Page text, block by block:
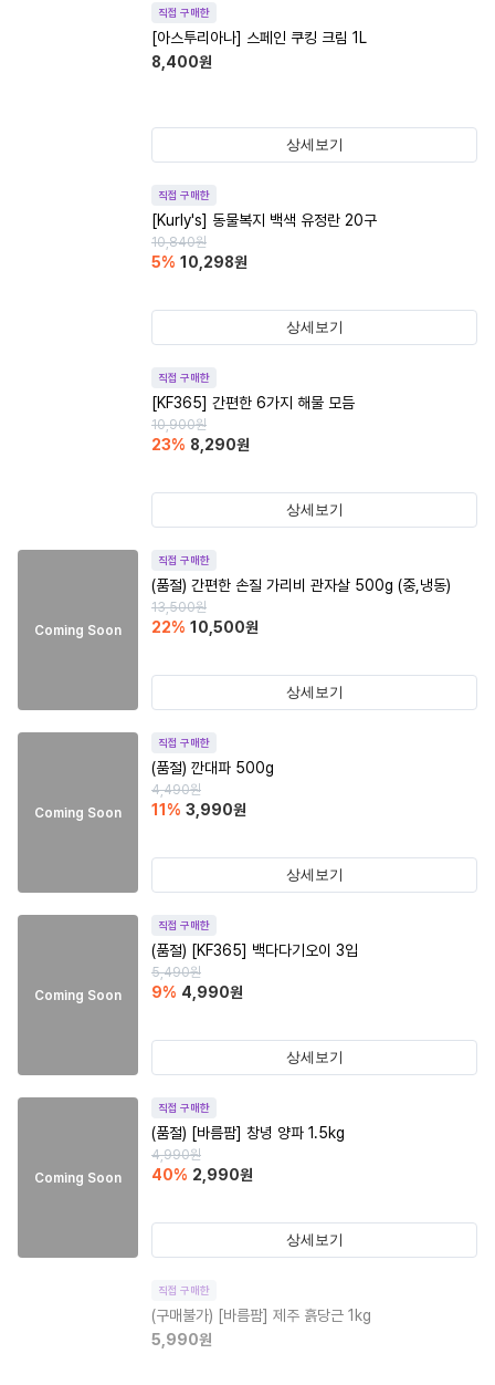
직접 구매한
[아스투리아나] 스페인 쿠킹 크림 1L
8,400원
상세보기
직접 구매한
[Kurly's] 동물복지 백색 유정란 20구
10,840원
5% 10,298원
상세보기
직접 구매한
[KF365] 간편한 6가지 해물 모듬
10,900원
23% 8,290원
상세보기
Coming Soon
직접 구매한
(품절) 간편한 손질 가리비 관자살 500g (중,냉동)
13,500원
22% 10,500원
상세보기
Coming Soon
직접 구매한
(품절) 깐대파 500g
4,490원
11 % 3,990원
상세보기
Coming Soon
직접 구매한
(품절) [KF365] 백다다기오이 3입
5,490원
9% 4,990원
상세보기
Coming Soon
직접 구매한
(품절) [바름팜] 창녕 양파 1.5kg
4,990원
40% 2,990원
상세보기
직접 구매한
(구매불가) [바름팜] 제주 흙당근 1kg
5,990원